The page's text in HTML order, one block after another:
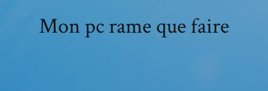
Mon pc rame que faire